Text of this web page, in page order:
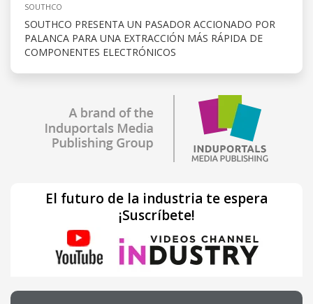
SOUTHCO
SOUTHCO PRESENTA UN PASADOR ACCIONADO POR
PALANCA PARA UNA EXTRACCIÓN MÁS RÁPIDA DE
COMPONENTES ELECTRÓNICOS
El futuro de la industria te espera
¡Suscríbete!